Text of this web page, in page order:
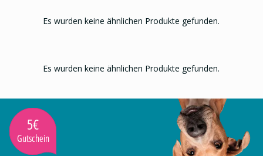
Es wurden keine ähnlichen Produkte gefunden.
Es wurden keine ähnlichen Produkte gefunden.
5€
Gutschein